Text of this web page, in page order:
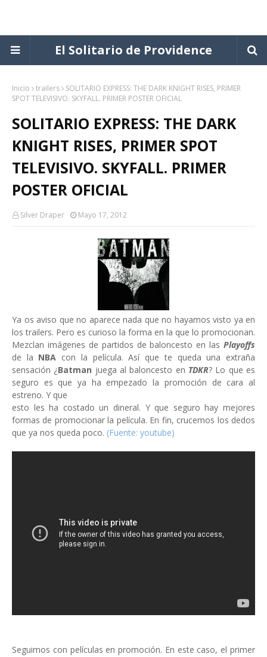
El Solitario de Providence
Inicio trailers
SOLITARIO EXPRESS: THE DARK KNIGHT RISES, PRIMER
SPOT TELEVISIVO. SKYFALL. PRIMER POSTER OFICIAL
SOLITARIO EXPRESS: THE DARK
KNIGHT RISES, PRIMER SPOT
TELEVISIVO. SKYFALL. PRIMER
POSTER OFICIAL
Silver Draper Mayo 17, 2012
Ya os aviso que no aparece nada que no hayamos visto ya en
los trailers. Pero es curioso la forma en la que lo promocionan.
Mezclan imágenes de partidos de baloncesto en las Playoffs
de la NBA con la película. Así que te queda una extraña
sensación ¿Batman juega al baloncesto en TDKR? Lo que es
seguro es que ya ha empezado la promoción de cara al
estreno. Y que
esto les ha costado un dineral. Y que seguro hay mejores
formas de promocionar la película. En fin, crucemos los dedos
que ya nos queda poco. (Fuente: youtube)
Seguimos con películas en promoción. En este caso, el primer